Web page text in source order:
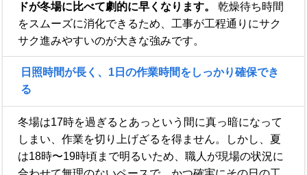
ドが冬場に比べて劇的に早くなります。
乾燥待ち時間
をスムーズに消化できるため、工事が工程通りにサク
サク進みやすいのが大きな強みです。
日照時間が長く、1日の作業時間をしっかり確保でき
る
冬場は17時を過ぎるとあっという間に真っ暗になって
しまい、作業を切り上げざるを得ません。しかし、夏
は18時〜19時頃まで明るいため、職人が現場の状況に